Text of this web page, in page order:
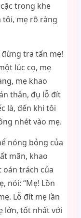
trong khe
tôi, mẹ rõ ràng
đừng tra tấn mẹ!
lúc cọ, mẹ
mẹ khao
thân, đụ lỗ đít
là, đến khi tôi
nhét vào mẹ.
nóng bỏng của
mãn, khao
trách của
nói: “Mẹ! Lồn
Lỗ đít mẹ lần
lớn, tốt nhất với